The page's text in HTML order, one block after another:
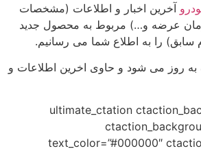
آخرین اخبار و اطلاعات (مشخصات
عرضه و…) مربوط به محصول جدید
سابق) را به اطلاع شما می رسانیم.
به روز می شود و حاوی اخرین اطلاعات و
[ultimate_ctation
text_color=”#000000″